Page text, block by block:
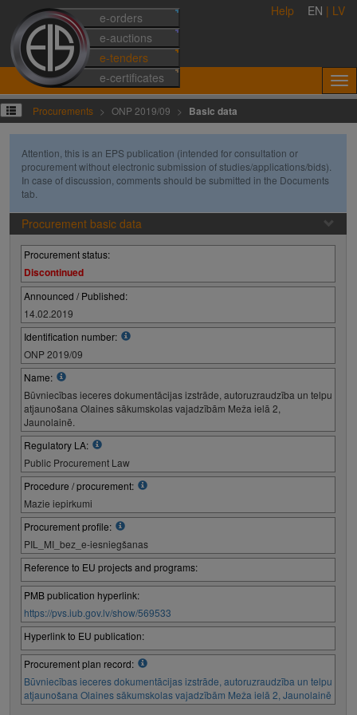
e-orders
e-auctions
e-tenders
e-certificates
Help EN | LV
Procurements ONP 2019/09 Basic data
Attention, this is an EPS publication (intended for consultation or
procurement without electronic submission of studies/applications/bids).
In case of discussion, comments should be submitted in the Documents
tab.
Procurement basic data
Procurement status:
Discontinued
Announced / Published:
14.02.2019
Identification number:
ONP 2019/09
Name:
Būvniecības ieceres dokumentācijas izstrāde, autoruzraudzība un telpu
atjaunošana Olaines sākumskolas vajadzībām Meža ielā 2,
Jaunolainē.
Regulatory LA:
Public Procurement Law
Procedure / procurement:
Mazie iepirkumi
Procurement profile:
PIL_MI_bez_e-iesniegšanas
Reference to EU projects and programs:
PMB publication hyperlink:
https://pvs.iub.gov.lv/show/569533
Hyperlink to EU publication:
Procurement plan record:
Būvniecības ieceres dokumentācijas izstrāde, autoruzraudzība un telpu
atjaunošana Olaines sākumskolas vajadzībām Meža ielā 2, Jaunolainē